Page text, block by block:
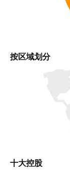
按区域划分
十大控股